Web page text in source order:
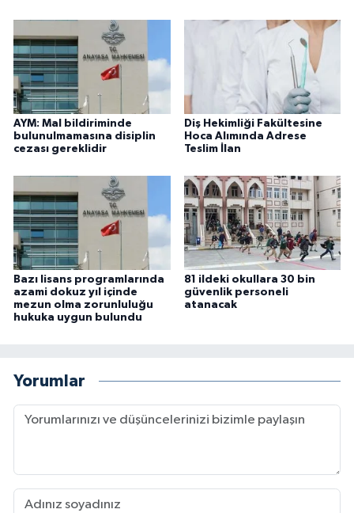
AYM: Mal bildiriminde
bulunulmamasına disiplin
cezası gereklidir
Diş Hekimliği Fakültesine
Hoca Alımında Adrese
Teslim İlan
Bazı lisans programlarında
azami dokuz yıl içinde
mezun olma zorunluluğu
hukuka uygun bulundu
81 ildeki okullara 30 bin
güvenlik personeli
atanacak
Yorumlar